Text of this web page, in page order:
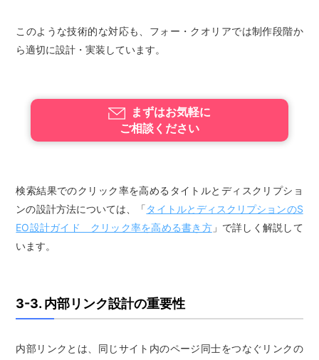
このような技術的な対応も、フォー・クオリアでは制作段階か
ら適切に設計・実装しています。
まずはお気軽に
ご相談ください
検索結果でのクリック率を高めるタイトルとディスクリプショ
ンの設計方法については、「タイトルとディスクリプションのS
EO設計ガイド クリック率を高める書き方」で詳しく解説して
います。
3-3. 内部リンク設計の重要性
内部リンクとは、同じサイト内のページ同士をつなぐリンクの